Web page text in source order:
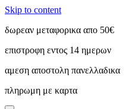
Skip to content
δωρεαν μεταφορικα απο 50€
επιστροφη εντος 14 ημερων
αμεση αποστολη πανελλαδικα
πληρωμη με καρτα